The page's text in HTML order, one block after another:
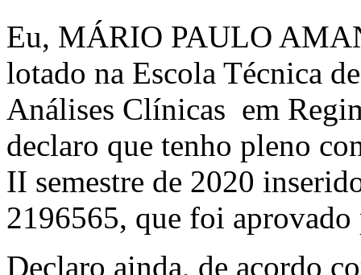
Eu, MÁRIO PAULO
lotado na Escola Técnica
Análises Clínicas em
declaro que tenho pleno
II semestre de 2020
2196565, que foi
Declaro ainda, de acordo